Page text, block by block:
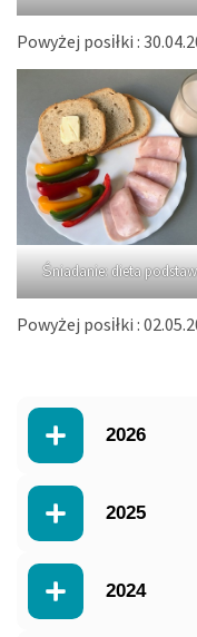
Powyżej posiłki :
Śniadanie: dieta
Powyżej posiłki :
2026
2025
2024